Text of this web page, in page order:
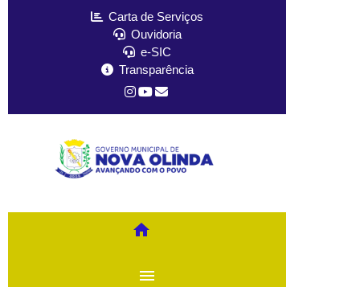
Carta de Serviços
Ouvidoria
e-SIC
Transparência
menu
home